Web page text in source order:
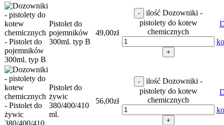
Pistolet do
pojemników
300ml. typ B
49,00zł
-
ilość Dozowniki -
pistolety do kotew
chemicznych
+
Pistolet do
żywic
380/400/410
ml.
56,00zł
-
ilość Dozowniki -
pistolety do kotew
chemicznych
+